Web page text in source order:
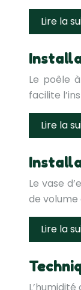
Lire la
Le poêle
facilite
Lire la
Le vase
de volume
Lire la